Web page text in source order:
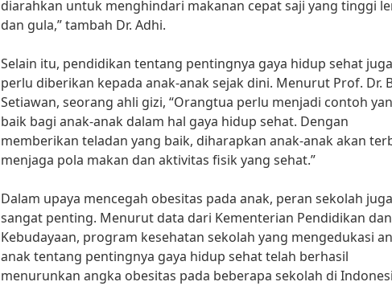
diarahkan untuk menghindari makanan cepat saji yang tinggi
dan gula,” tambah Dr. Adhi.
Selain itu, pendidikan tentang pentingnya gaya hidup sehat juga
perlu diberikan kepada anak-anak sejak dini. Menurut Prof. Dr.
Setiawan, seorang ahli gizi, “Orangtua perlu menjadi contoh
baik bagi anak-anak dalam hal gaya hidup sehat. Dengan
memberikan teladan yang baik, diharapkan anak-anak akan
menjaga pola makan dan aktivitas fisik yang sehat.”
Dalam upaya mencegah obesitas pada anak, peran sekolah juga
sangat penting. Menurut data dari Kementerian Pendidikan dan
Kebudayaan, program kesehatan sekolah yang mengedukasi
anak tentang pentingnya gaya hidup sehat telah berhasil
menurunkan angka obesitas pada beberapa sekolah di